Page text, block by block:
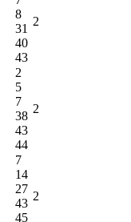
8
31
40
43
2
2
5
7
38
43
44
2
7
14
27
43
45
2